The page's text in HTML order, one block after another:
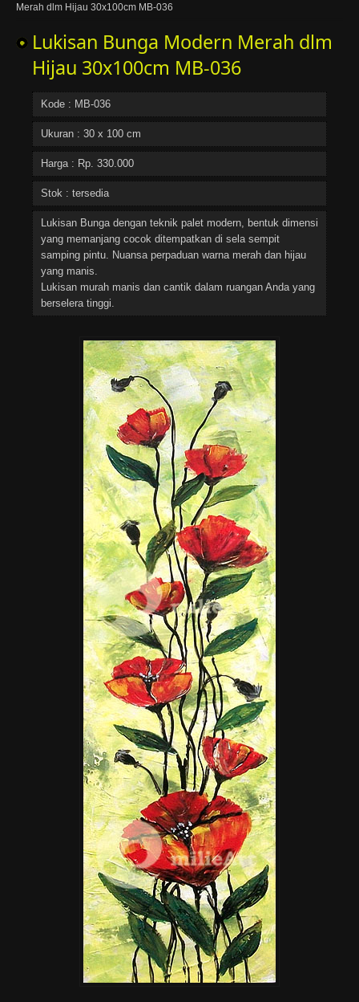
Merah dlm Hijau 30x100cm MB-036
Lukisan Bunga Modern Merah dlm
Hijau 30x100cm MB-036
Kode : MB-036
Ukuran : 30 x 100 cm
Harga : Rp. 330.000
Stok : tersedia
Lukisan Bunga dengan teknik palet modern, bentuk dimensi
yang memanjang cocok ditempatkan di sela sempit
samping pintu. Nuansa perpaduan warna merah dan hijau
yang manis.
Lukisan murah manis dan cantik dalam ruangan Anda yang
berselera tinggi.